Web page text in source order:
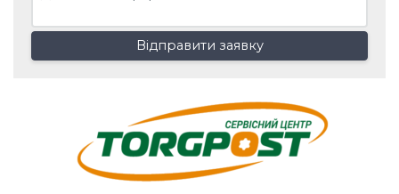
Відправити заявку